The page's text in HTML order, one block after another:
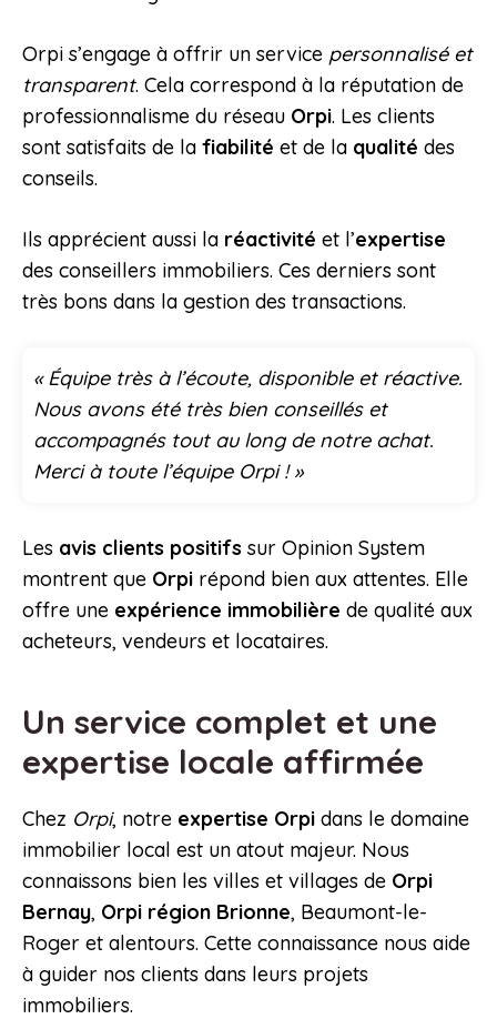
Orpi s’engage à offrir un service personnalisé et
transparent. Cela correspond à la réputation de
professionnalisme du réseau Orpi. Les clients
sont satisfaits de la fiabilité et de la qualité des
conseils.
Ils apprécient aussi la réactivité et l’expertise
des conseillers immobiliers. Ces derniers sont
très bons dans la gestion des transactions.
« Équipe très à l’écoute, disponible et réactive.
Nous avons été très bien conseillés et
accompagnés tout au long de notre achat.
Merci à toute l’équipe Orpi ! »
Les avis clients positifs sur Opinion System
montrent que Orpi répond bien aux attentes. Elle
offre une expérience immobilière de qualité aux
acheteurs, vendeurs et locataires.
Un service complet et une
expertise locale affirmée
Chez Orpi, notre expertise Orpi dans le domaine
immobilier local est un atout majeur. Nous
connaissons bien les villes et villages de Orpi
Bernay, Orpi région Brionne, Beaumont-le-
Roger et alentours. Cette connaissance nous aide
à guider nos clients dans leurs projets
immobiliers.